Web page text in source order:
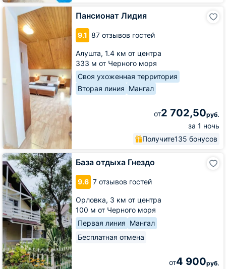
Пансионат Лидия
9.1 87 отзывов гостей
Алушта, 1.4 км от центра
333 м от Черного моря
Своя ухоженная территория
Вторая линия Мангал
от2 702,50руб.
за 1 ночь
Получите135 бонусов
Пансионат
Лидия
База отдыха Гнездо
9.6 7 отзывов гостей
Орловка, 3 км от центра
100 м от Черного моря
Первая линия Мангал
Бесплатная отмена
от4 900руб.
База
отдыха
Гнездо